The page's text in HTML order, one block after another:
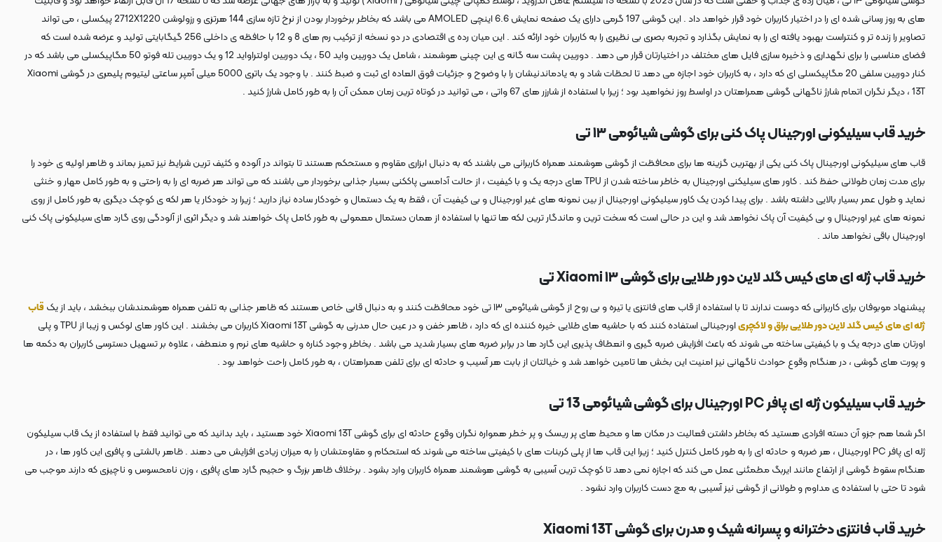
های به روز رسانی شده ای را در اختیار کاربران خود قرار خواهد داد . این گوشی 197 گرمی دارای یک صفحه نمایش 6.6 اینچی AMOLED می باشد که بخاطر برخوردار بودن از نرخ تازه سازی 144 هرتزی و رزولوشن 2712X1220 پیکسلی ، می تواند
تصاویر را زنده تر و کنتراست بهبود یافته ای را به نمایش بگذارد و تجربه بصری بی نظیری را به کاربران خود ارائه کند . این میان رده ی اقتصادی در دو نسخه از ترکیب رم های 8 و 12 با حافظه ی داخلی 256 گیگابایتی تولید و عرضه شده است که
فضای مناسبی را برای نگهداری و ذخیره سازی فایل های مختلف در اختیارتان قرار می دهد . دوربین پشت سه گانه ی این چینی هوشمند ، شامل یک دوربین واید 50 ، یک دوربین اولتراواید 12 و یک دوربین تله فوتو 50 مگاپیکسلی می باشد که در
کنار دوربین سلفی 20 مگاپیکسلی ای که دارد ، به کاربران خود اجازه می دهد تا لحظات شاد و به یادماندنیشان را با وضوح و جزئیات فوق العاده ای ثبت و ضبط کنند . با وجود یک باتری 5000 میلی آمپر ساعتی لیتیوم پلیمری در گوشی Xiaomi
13T ، دیگر نگران اتمام شارژ ناگهانی گوشی همراهتان در اواسط روز نخواهید بود ؛ زیرا با استفاده از شارزر های 67 واتی ، می توانید در کوتاه ترین زمان ممکن آن را به طور کامل شارژ کنید .
خرید قاب سیلیکونی اورجینال پاک کنی برای گوشی شیائومی ۱۳ تی
قاب های سیلیکونی اورجینال پاک کنی یکی از بهترین گزینه ها برای محافظت از گوشی هوشمند همراه کاربرانی می باشند که به دنبال ابزاری مقاوم و مستحکم هستند تا بتواند در آلوده و کثیف ترین شرایط نیز تمیز بماند و ظاهر اولیه ی خود را
برای مدت زمان طولانی حفظ کند . کاور های سیلیکنی اورجینال به خاطر ساخته شدن از TPU های درجه یک و با کیفیت ، از حالت آدامسی پاککنی بسیار جذابی برخوردار می باشند که می تواند هر ضربه ای را به راحتی و به طور کامل مهار و خنثی
نماید و طول عمر بسیار بالایی داشته باشد . برای پیدا کردن یک کاور سیلیکونی اورجینال از بین نمونه های غیر اورجینال و بی کیفیت آن ، فقط به یک دستمال و خودکار ساده نیاز دارید ؛ زیرا رد خودکار یا هر لکه ی کوچک دیگری به طور کامل از روی
نمونه های غیر اورجینال و بی کیفیت آن پاک نخواهد شد و این در حالی است که سخت ترین و ماندگار ترین لکه ها تنها با استفاده از همان دستمال معمولی به طور کامل پاک خواهند شد و دیگر اثری از آلودگی روی گارد های سیلیکونی پاک کنی
اورجینال باقی نخواهد ماند .
خرید قاب ژله ای مای کیس گلد لاین دور طلایی برای گوشی Xiaomi ۱۳ تی
پیشنهاد موبوفان برای کاربرانی که دوست ندارند تا با استفاده از قاب های فانتزی یا تیره و بی روح از گوشی شیائومی ۱۳ تی خود محافظت کنند و به دنبال قابی خاص هستند که ظاهر جذابی به تلفن همراه هوشمندشان ببخشد ، باید از یک
قاب
ژله ای مای کیس گلد لاین دور طلایی براق و لاکچری
اورجینالی استفاده کنند که با حاشیه های طلایی خیره کننده ای که دارد ، ظاهر خفن و در عین حال مدرنی به گوشی Xiaomi 13T کاربران می بخشند . این کاور های لوکس و زیبا از TPU و پلی
اورتان های درجه یک و با کیفیتی ساخته می شوند که باعث افزایش ضربه گیری و انعطاف پذیری این گارد ها در برابر ضربه های بسیار شدید می باشد . بخاطر وجود کناره و حاشیه های نرم و منعطف ، علاوه بر تسهیل دسترسی کاربران به دکمه ها
و پورت های گوشی ، در هنگام وقوع حوادث ناگهانی نیز امنیت این بخش ها تامین خواهد شد و خیالتان از بابت هر آسیب و حادثه ای برای تلفن همراهتان ، به طور کامل راحت خواهد بود .
خرید قاب سیلیکون ژله ای پافر PC اورجینال برای گوشی شیائومی 13 تی
اگر شما هم جزو آن دسته افرادی هستید که بخاطر داشتن فعالیت در مکان ها و محیط های پر ریسک و پر خطر همواره نگران وقوع حادثه ای برای گوشی Xiaomi 13T خود هستید ، باید بدانید که می توانید فقط با استفاده از یک قاب سیلیکون
ژله ای پافر PC اورجینال ، هر ضربه و حادثه ای را به طور کامل کنترل کنید ؛ زیرا این قاب ها از پلی کربنات های با کیفیتی ساخته می شوند که استحکام و مقاومتشان را به میزان زیادی افزایش می دهند . ظاهر بالشتی و پافری این کاور ها ، در
هنگام سقوط گوشی از ارتفاع مانند ایربگ مطمئنی عمل می کند که اجازه نمی دهد تا کوچک ترین آسیبی به گوشی هوشمند همراه کاربران وارد بشود . برخلاف ظاهر بزرگ و حجیم گارد های پافری ، وزن نامحسوس و ناچیزی که دارند موجب می
شود تا حتی با استفاده ی مداوم و طولانی از گوشی نیز آسیبی به مچ دست کاربران وارد نشود .
خرید قاب فانتزی دخترانه و پسرانه شیک و مدرن برای گوشی Xiaomi 13T